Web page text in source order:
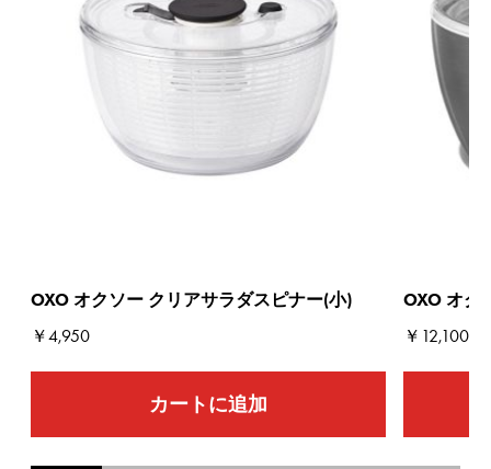
OXO オクソー クリアサラダスピナー(小)
￥4,950
カートに追加
OXO オク
￥12,100